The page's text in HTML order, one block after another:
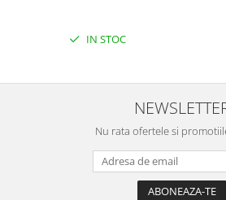
IN STOC
Nu rata ofertele si